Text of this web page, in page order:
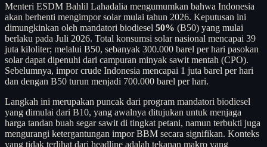
Menteri ESDM Bahlil Lahadalia mengumumkan bahwa Indonesia
akan berhenti mengimpor solar mulai tahun 2026. Keputusan ini
dimungkinkan oleh mandatori biodiesel 50% (B50) yang mulai
berlaku pada Juli 2026. Total konsumsi solar nasional mencapai 39
juta kiloliter; melalui B50, sebanyak 300.000 barel per hari pasokan
solar dapat dipenuhi dari campuran minyak sawit mentah (CPO).
Sebelumnya, impor crude Indonesia mencapai 1 juta barel per hari
dan dengan B50 turun menjadi 700.000 barel per hari.
Langkah ini merupakan puncak dari program mandatori biodiesel
yang dimulai dari B10, yang awalnya ditujukan untuk menjaga
harga tandan buah segar sawit di tingkat petani, namun terbukti juga
mengurangi ketergantungan impor BBM secara signifikan. Konteks
yang tidak terlihat dari headline adalah tekanan makro yang